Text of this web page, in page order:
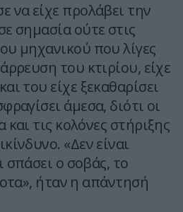
να είχε προλάβει την
σημασία ούτε στις
μηχανικού που λίγες
του κτιρίου, είχε
του είχε ξεκαθαρίσει
άμεσα, διότι οι
τις κολόνες στήριξης
«Δεν είναι
σπάσει ο σοβάς, το
ήταν η απάντησή